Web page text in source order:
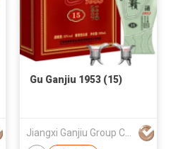
Gu Ganjiu 1953 (15)